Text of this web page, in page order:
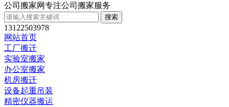
公司搬家网专注公司搬家服务
搜索
13122503978
网站首页
工厂搬迁
实验室搬家
办公室搬家
机房搬迁
设备起重吊装
精密仪器搬运